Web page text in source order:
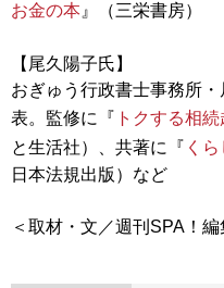
お金の本 』（三栄書房）
【尾久陽子氏】
おぎゅう行政書士事務所
表。監修に『 トクする相
と生活社）、共著に『 く
日本法規出版）など